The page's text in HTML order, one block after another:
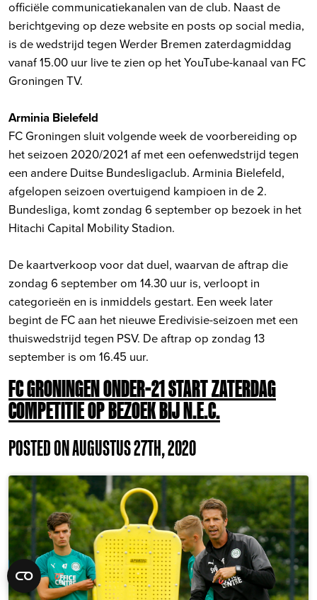
officiële communicatiekanalen van de club. Naast de
berichtgeving op deze website en posts op social media,
is de wedstrijd tegen Werder Bremen zaterdagmiddag
vanaf 15.00 uur live te zien op het YouTube-kanaal van FC
Groningen TV.
Arminia Bielefeld
FC Groningen sluit volgende week de voorbereiding op
het seizoen 2020/2021 af met een oefenwedstrijd tegen
een andere Duitse Bundesligaclub. Arminia Bielefeld,
afgelopen seizoen overtuigend kampioen in de 2.
Bundesliga, komt zondag 6 september op bezoek in het
Hitachi Capital Mobility Stadion.
De kaartverkoop voor dat duel, waarvan de aftrap die
zondag 6 september om 14.30 uur is, verloopt in
categorieën en is inmiddels gestart. Een week later
begint de FC aan het nieuwe Eredivisie-seizoen met een
thuiswedstrijd tegen PSV. De aftrap op zondag 13
september is om 16.45 uur.
FC GRONINGEN ONDER-21 START ZATERDAG
COMPETITIE OP BEZOEK BIJ N.E.C.
POSTED ON AUGUSTUS 27TH, 2020